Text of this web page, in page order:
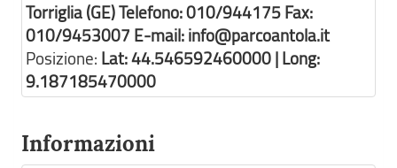
Torriglia (GE) Telefono: 010/944175 Fax:
010/9453007 E-mail: info@parcoantola.it
Posizione: Lat: 44.546592460000 | Long:
9.187185470000
Informazioni